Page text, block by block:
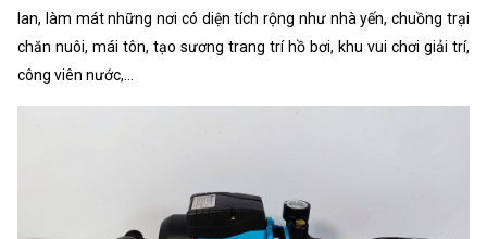
lan, làm mát những nơi có diện tích rộng như nhà yến, chuồng trại
chăn nuôi, mái tôn, tạo sương trang trí hồ bơi, khu vui chơi giải trí,
công viên nước,...